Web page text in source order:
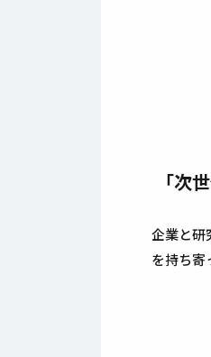
「次
企業と研
を持ち寄